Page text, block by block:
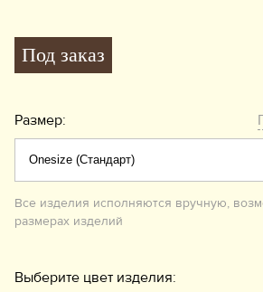
Под заказ
Размер:
Все изделия исполняются вручную,
размерах изделий
Выберите цвет изделия: